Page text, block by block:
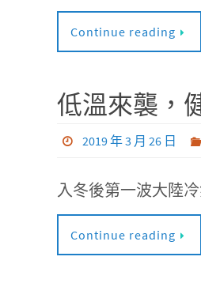
Continue reading
低溫來襲，
2019 年 3 月 26 日
入冬後第一波大陸
Continue reading